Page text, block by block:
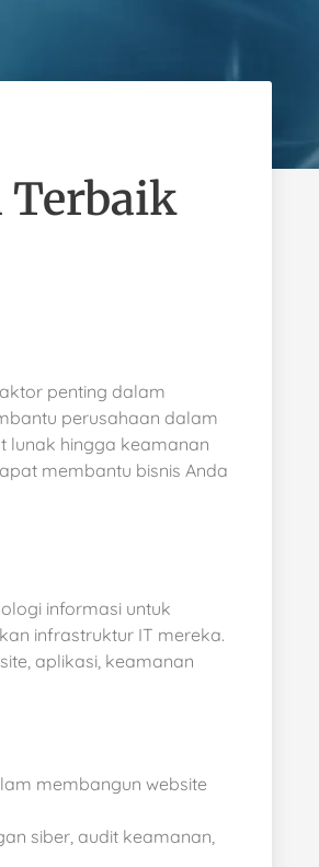
Terbaik
penting dalam
perusahaan dalam
lunak hingga keamanan
membantu bisnis Anda
informasi untuk
infrastruktur IT mereka.
aplikasi, keamanan
membangun website
siber, audit keamanan,